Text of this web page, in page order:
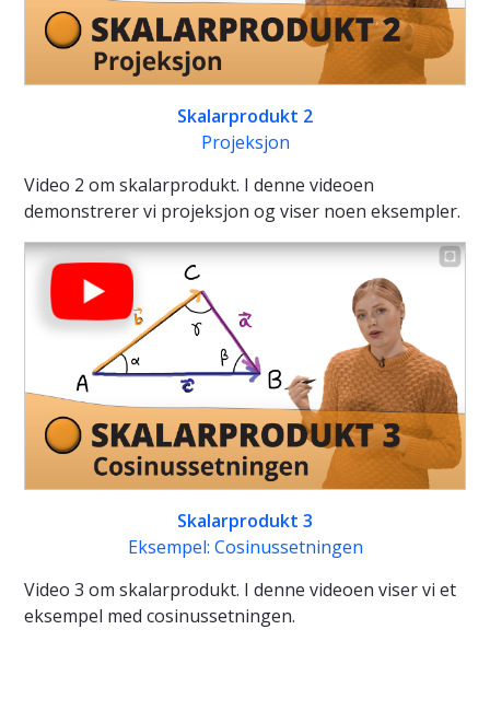
Skalarprodukt 2
Projeksjon
Video 2 om skalarprodukt. I denne videoen
demonstrerer vi projeksjon og viser noen eksempler.
Skalarprodukt 3
Eksempel: Cosinussetningen
Video 3 om skalarprodukt. I denne videoen viser vi et
eksempel med cosinussetningen.